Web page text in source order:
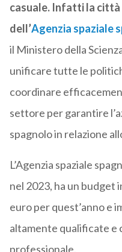
casuale. Infatti la città
dell’Agenzia spaziale
il Ministero della
unificare tutte le
coordinare
settore per garantire
spagnolo in relazione
L’Agenzia spaziale
nel 2023, ha un budget
euro per quest’anno e
altamente qualificate e
professionale.